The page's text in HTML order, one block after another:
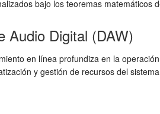
bajo los teoremas matemáticos
Audio Digital (DAW)
en línea profundiza en la
y gestión de recursos del